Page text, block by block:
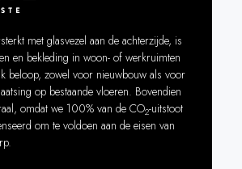
met glasvezel aan de achterzijde, is
en bekleding in woon- of werkruimten
beloop, zowel voor nieuwbouw als voor
op bestaande vloeren. Bovendien
omdat we 100% van de CO2-uitstoot
om te voldoen aan de eisen van